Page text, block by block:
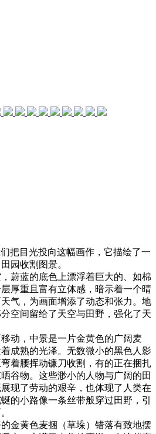
把目光投向这幅画作，它描绘了一
园收割图景。
蔚蓝的底色上漂浮着巨大的、如棉
厚重且富有立体感，暗示着一个晴
气，为画面增添了动态和张力。地
空间留给了天空与田野，强化了天
动，中景是一片金黄色的广阔麦
成熟的光泽。无数微小的黑色人影
着腰挥动镰刀收割，有的正在捆扎
谷物。这些渺小的人物与广阔的田
现了劳动的艰辛，也体现了人类在
的小路像一条丝带般穿过田野，引
金黄色麦捆（草垛）错落有致地摆